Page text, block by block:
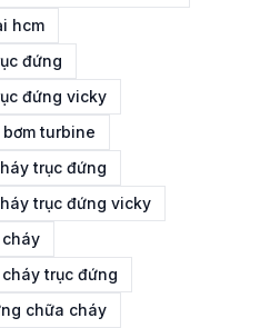
hcm
đứng
đứng vicky
bơm turbine
trục đứng
trục đứng vicky
trục đứng
chữa cháy